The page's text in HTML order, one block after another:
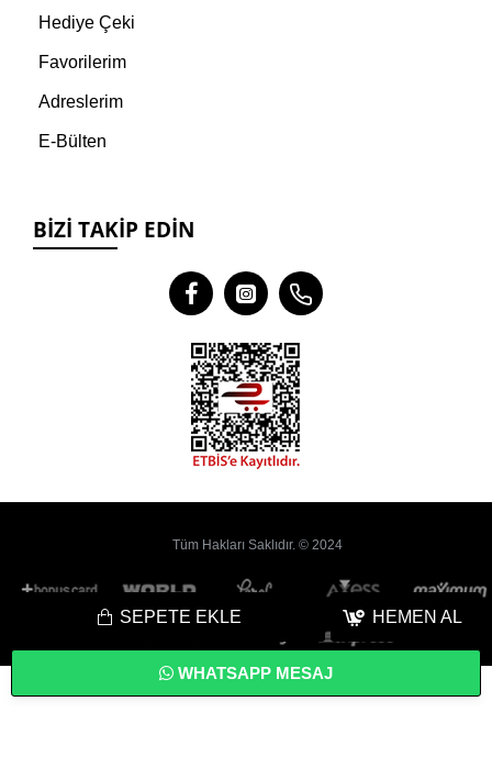
SEPETE EKLE HEMEN AL
WHATSAPP MESAJ
Hediye Çeki
Favorilerim
Adreslerim
E-Bülten
BIZI TAKIP EDIN
Tüm Hakları Saklıdır. © 2024